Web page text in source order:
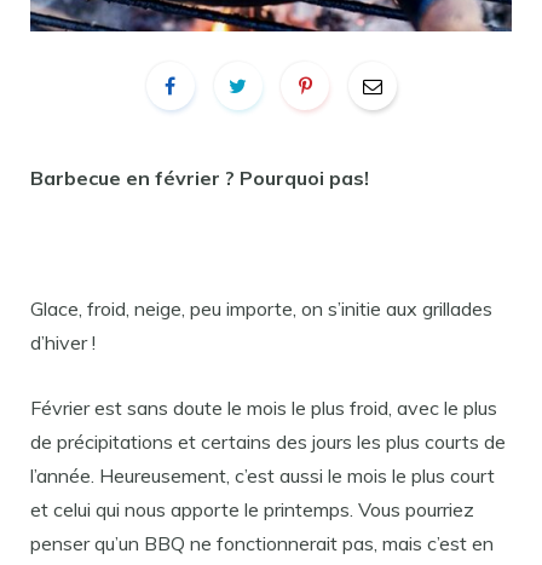
Barbecue en février ? Pourquoi pas!
Glace, froid, neige, peu importe, on s’initie aux grillades
d’hiver !
Février est sans doute le mois le plus froid, avec le plus
de précipitations et certains des jours les plus courts de
l’année. Heureusement, c’est aussi le mois le plus court
et celui qui nous apporte le printemps. Vous pourriez
penser qu’un BBQ ne fonctionnerait pas, mais c’est en